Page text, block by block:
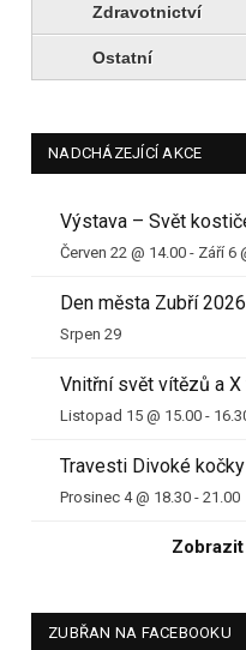
Zdravotnictví
Ostatní
NADCHÁZEJÍCÍ AKCE
Výstava – Svět
Červen 22 @ 14.00 - Září 6
Den města Zubří 2026
Srpen 29
Vnitřní svět vítězů a
Listopad 15 @ 15.00 -
Travesti Divoké kočky
Prosinec 4 @ 18.30 - 21.00
ZUBŘAN NA FACEBOOKU